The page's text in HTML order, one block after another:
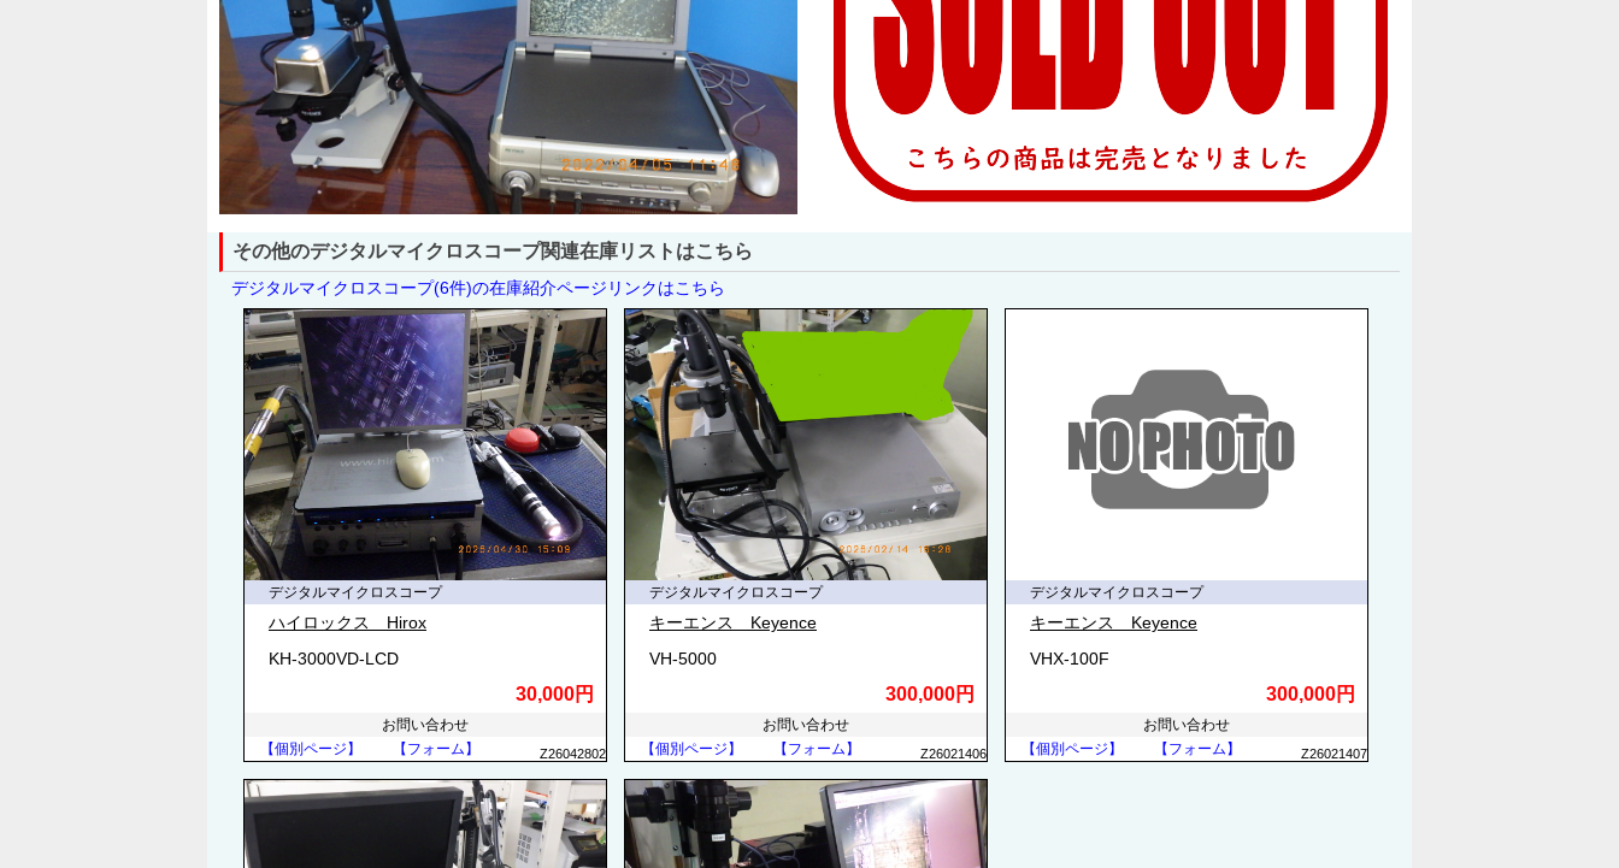
その他のデジタルマイクロスコープ関連在庫リストはこちら
デジタルマイクロスコープ(6件)の在庫紹介ページリンクはこちら
デジタルマイクロスコープ
ハイロックス Hirox
KH-3000VD-LCD
30,000円
お問い合わせ
【個別ページ】
【フォーム】 Z26042802
デジタルマイクロスコープ
キーエンス Keyence
VH-5000
300,000円
お問い合わせ
【個別ページ】
【フォーム】 Z26021406
デジタルマイクロスコープ
キーエンス Keyence
VHX-100F
300,000円
お問い合わせ
【個別ページ】
【フォーム】 Z26021407